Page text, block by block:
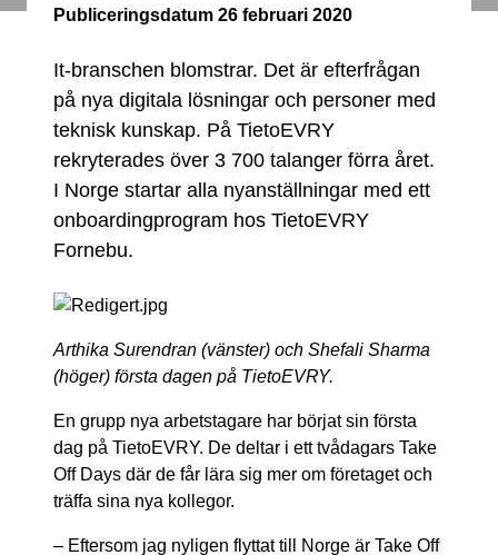
Publiceringsdatum 26 februari 2020
It-branschen blomstrar. Det är efterfrågan
på nya digitala lösningar och personer med
teknisk kunskap. På TietoEVRY
rekryterades över 3 700 talanger förra året.
I Norge startar alla nyanställningar med ett
onboardingprogram hos TietoEVRY
Fornebu.
Arthika Surendran (vänster) och Shefali Sharma
(höger) första dagen på TietoEVRY.
En grupp nya arbetstagare har börjat sin första
dag på TietoEVRY. De deltar i ett tvådagars Take
Off Days där de får lära sig mer om företaget och
träffa sina nya kollegor.
– Eftersom jag nyligen flyttat till Norge är Take Off